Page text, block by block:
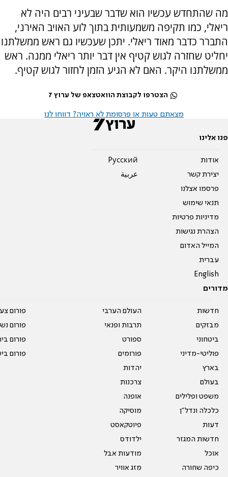
מה שהתחדש עכשיו הוא שדבר שבעיני רבים היה לא
ריאלי, כמו תקיפה משמעותית בתוך לוע האויב האירני,
התברר כדבר מאוד ריאלי. יתכן שעכשיו גם ראש ממשלתנו
יחליט שחזרה לגוש קטיף אין דבר יותר ריאלי ממנה. ראש
ממשלתנו היקר. האם לא הגיע הזמן לחזור לגוש קטיף.
הצטרפו לקבוצת הוואטצאפ של ערוץ 7
מצאתם טעות או פרסומת לא ראויה? דווחו לנו
פנו אלינו
אודות
יצירת קשר
פרסמו אצלנו
תנאי שימוש
מדיניות פרטיות
הצהרת נגישות
המייל האדום
עברית
English
Pусский
عربية
מדורים
חדשות
מבזקים
ביטחוני
פוליטי-מדיני
בארץ
בעולם
משפט ופלילים
כלכלה ונדל"ן
דעות
חדשות המגזר
אוכל
כיפה שחורה
העולם הערבי
תרבות ופנאי
ספורט
פורומים
יהדות
צרכנות
אופנה
מוסיקה
פיוטקאסט
ילדודס
מודעות אבל
מזג אוויר
פורום
פורום
פורום
פורום